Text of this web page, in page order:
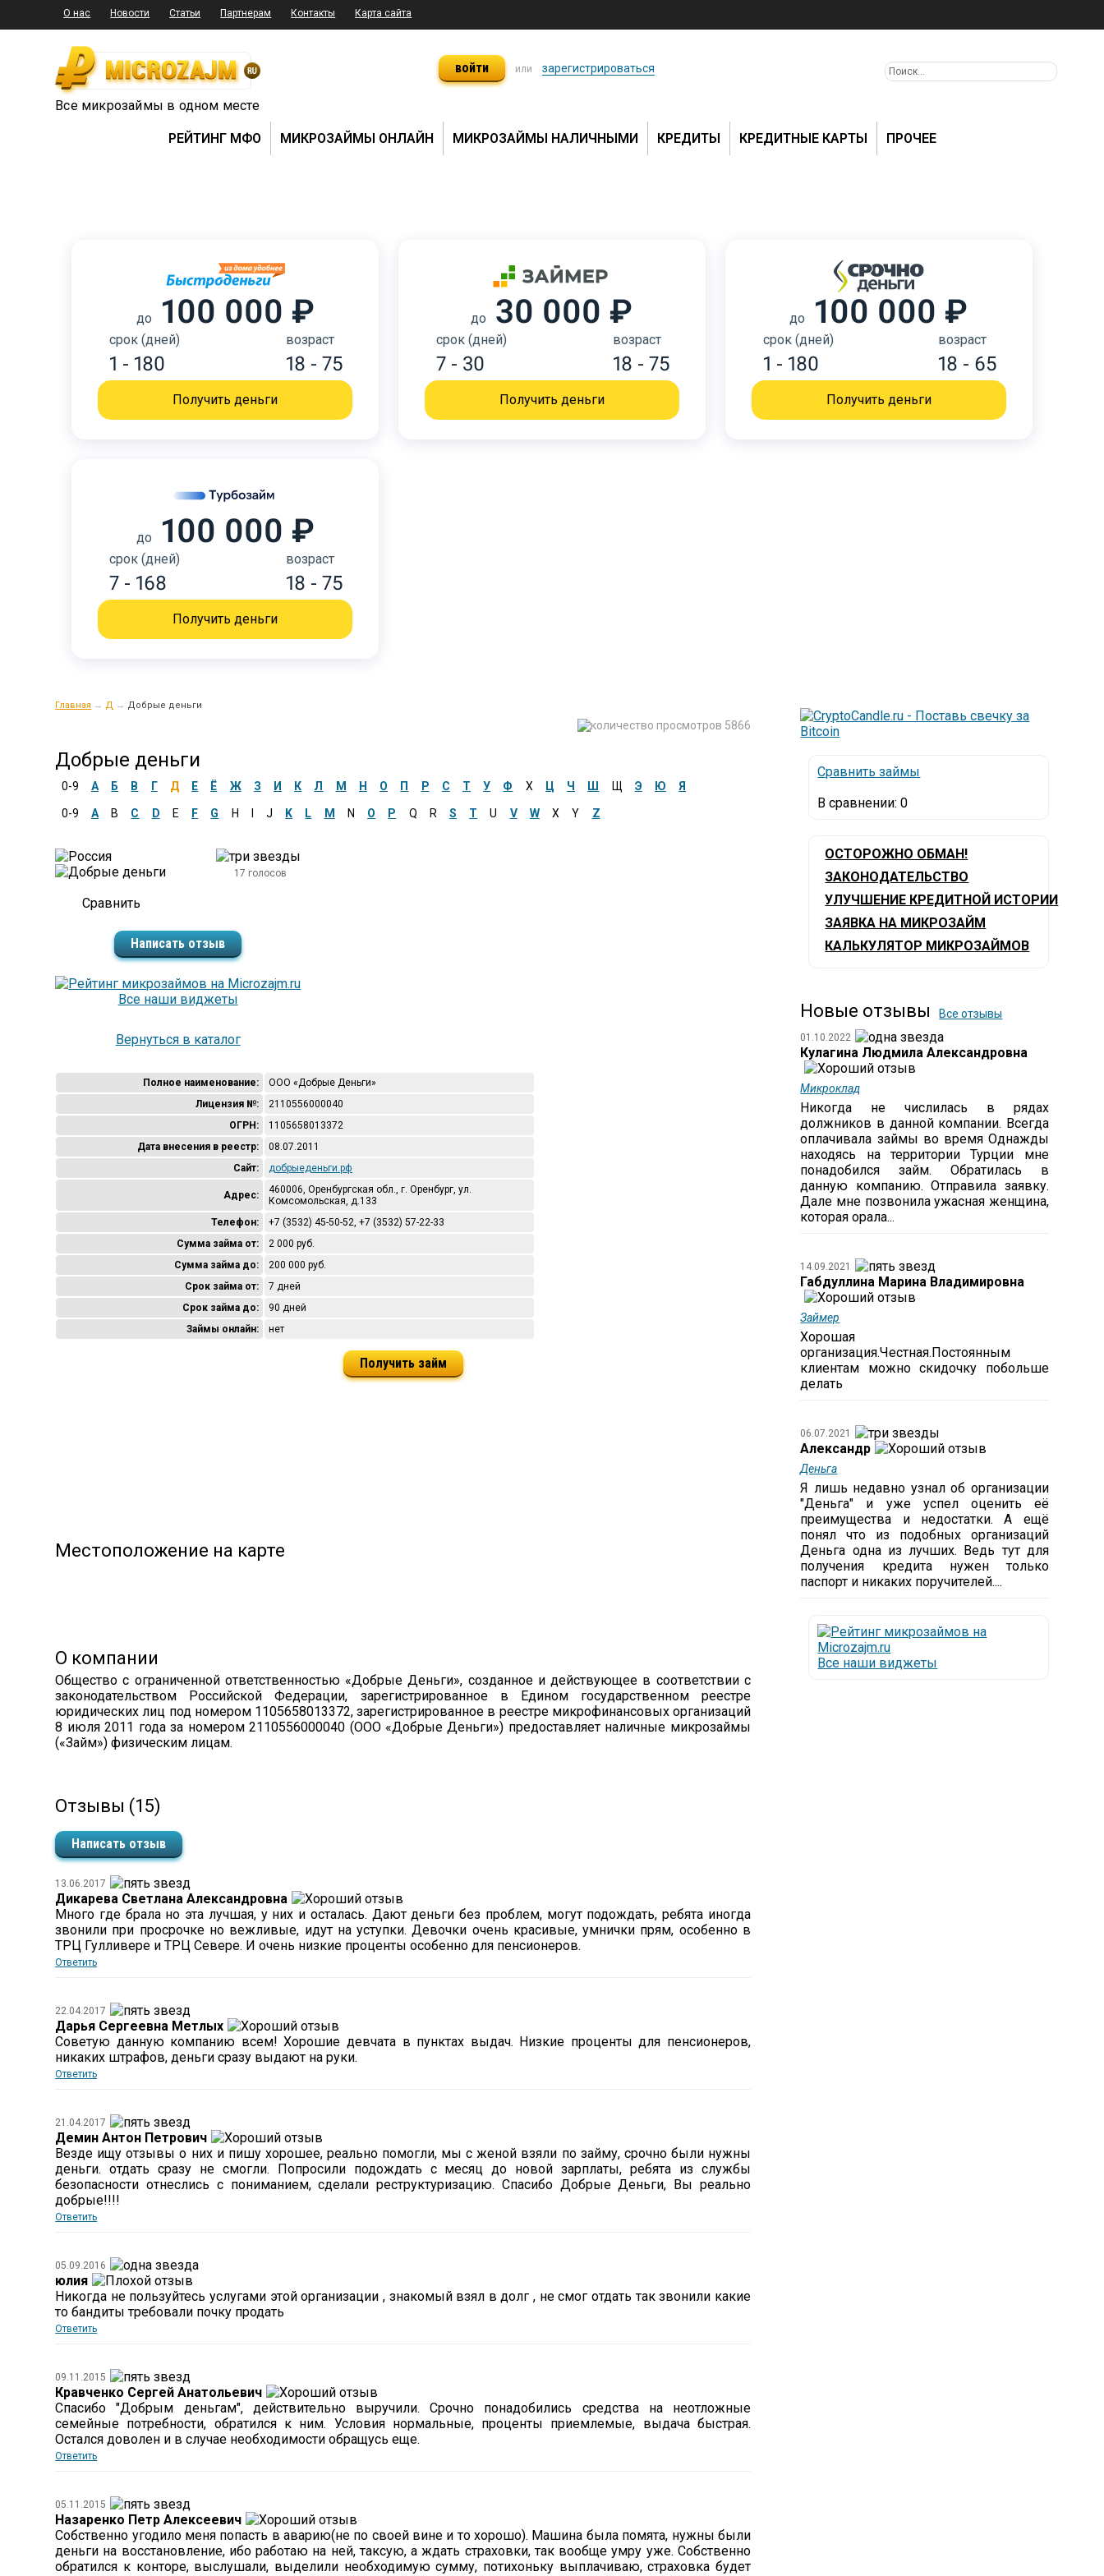
О нас Новости Статьи Партнерам Контакты Карта сайта
Все микрозаймы в одном месте
войти или зарегистрироваться
РЕЙТИНГ МФО МИКРОЗАЙМЫ ОНЛАЙН МИКРОЗАЙМЫ НАЛИЧНЫМИ КРЕДИТЫ КРЕДИТНЫЕ КАРТЫ ПРОЧЕЕ
до 100 000 ₽
срок (дней)
1 - 180
возраст
18 - 75
Получить деньги
до 30 000 ₽
срок (дней)
7 - 30
возраст
18 - 75
Получить деньги
до 100 000 ₽
срок (дней)
1 - 180
возраст
18 - 65
Получить деньги
до 100 000 ₽
срок (дней)
7 - 168
возраст
18 - 75
Получить деньги
Главная → Д → Добрые деньги
5866
Добрые деньги
0-9 А Б В Г Д Е Ё Ж З И К Л М Н О П Р С Т У Ф Х Ц Ч Ш Щ Э Ю Я
0-9 A B C D E F G H J K L M N O P Q R S T U V W X Y Z
17 голосов
Написать отзыв
Все наши виджеты
Вернуться в каталог
Полное наименование:
ООО «Добрые Деньги»
Лицензия №:
2110556000040
ОГРН:
1105658013372
Дата внесения в реестр:
08.07.2011
Сайт:
добрыеденьги.рф
Адрес:
460006, Оренбургская обл., г. Оренбург, ул.
Комсомольская, д.133
Телефон:
+7 (3532) 45-50-52, +7 (3532) 57-22-33
Сумма займа от:
2 000 руб.
Сумма займа до:
200 000 руб.
Срок займа от:
7 дней
Срок займа до:
90 дней
Займы онлайн:
нет
Получить займ
Местоположение на карте
О компании
Общество с ограниченной ответственностью «Добрые Деньги», созданное и действующее в соответствии с
законодательством Российской Федерации, зарегистрированное в Едином государственном реестре
юридических лиц под номером 1105658013372, зарегистрированное в реестре микрофинансовых организаций
8 июля 2011 года за номером 2110556000040 (ООО «Добрые Деньги») предоставляет наличные микрозаймы
(«Займ») физическим лицам.
Отзывы (15)
Написать отзыв
13.06.2017
Дикарева Светлана Александровна
Много где брала но эта лучшая, у них и осталась. Дают деньги без проблем, могут подождать, ребята иногда
звонили при просрочке но вежливые, идут на уступки. Девочки очень красивые, умнички прям, особенно в
ТРЦ Гулливере и ТРЦ Севере. И очень низкие проценты особенно для пенсионеров.
Ответить
22.04.2017
Дарья Сергеевна Метлых
Советую данную компанию всем! Хорошие девчата в пунктах выдач. Низкие проценты для пенсионеров,
никаких штрафов, деньги сразу выдают на руки.
Ответить
21.04.2017
Демин Антон Петрович
Везде ищу отзывы о них и пишу хорошее, реально помогли, мы с женой взяли по займу, срочно были нужны
деньги. отдать сразу не смогли. Попросили подождать с месяц до новой зарплаты, ребята из службы
безопасности отнеслись с пониманием, сделали реструктуризацию. Спасибо Добрые Деньги, Вы реально
добрые!!!!
Ответить
05.09.2016
юлия
Никогда не пользуйтесь услугами этой организации , знакомый взял в долг , не смог отдать так звонили какие
то бандиты требовали почку продать
Ответить
09.11.2015
Кравченко Сергей Анатольевич
Спасибо "Добрым деньгам", действительно выручили. Срочно понадобились средства на неотложные
семейные потребности, обратился к ним. Условия нормальные, проценты приемлемые, выдача быстрая.
Остался доволен и в случае необходимости обращусь еще.
Ответить
05.11.2015
Назаренко Петр Алексеевич
Собственно угодило меня попасть в аварию(не по своей вине и то хорошо). Машина была помята, нужны были
деньги на восстановление, ибо работаю на ней, таксую, а ждать страховки, так вообще умру уже. Собственно
обратился к конторе, выслушали, выделили необходимую сумму, потихоньку выплачиваю, страховка будет
Сравнить займы
В сравнении:0
ОСТОРОЖНО ОБМАН!
ЗАКОНОДАТЕЛЬСТВО
УЛУЧШЕНИЕ КРЕДИТНОЙ ИСТОРИИ
ЗАЯВКА НА МИКРОЗАЙМ
КАЛЬКУЛЯТОР МИКРОЗАЙМОВ
Новые отзывы Все отзывы
01.10.2022
Кулагина Людмила Александровна
Микроклад
Никогда не числилась в рядах
должников в данной компании. Всегда
оплачивала займы во время Однажды
находясь на территории Турции мне
понадобился займ. Обратилась в
данную компанию. Отправила заявку.
Дале мне позвонила ужасная женщина,
которая орала...
14.09.2021
Габдуллина Марина Владимировна
Займер
Хорошая
организация.Честная.Постоянным
клиентам можно скидочку побольше
делать
06.07.2021
Александр
Деньга
Я лишь недавно узнал об организации
"Деньга" и уже успел оценить её
преимущества и недостатки. А ещё
понял что из подобных организаций
Деньга одна из лучших. Ведь тут для
получения кредита нужен только
паспорт и никаких поручителей....
Все наши виджеты